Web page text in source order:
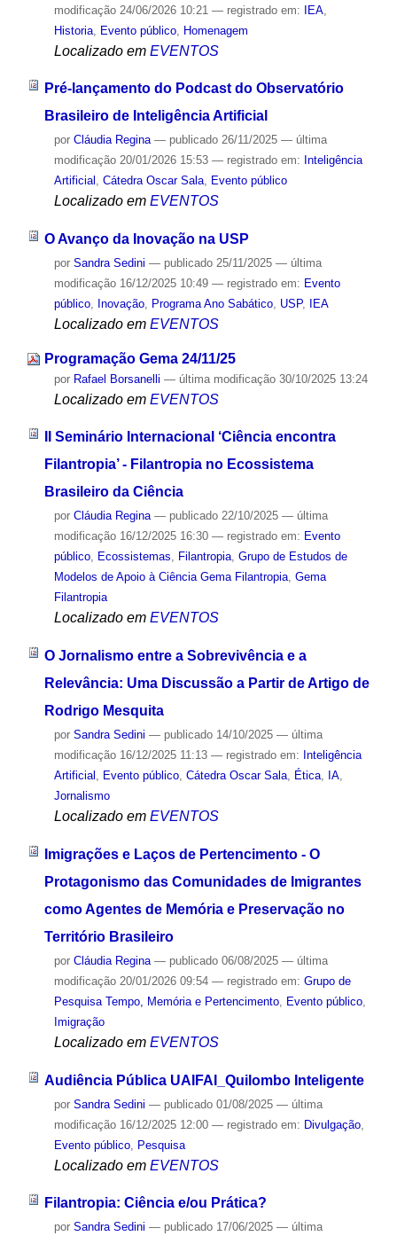
modificação24/06/2026 10:21 — registrado em: IEA,
Historia, Evento público, Homenagem
Localizado em EVENTOS
Pré-lançamento do Podcast do Observatório
Brasileiro de Inteligência Artificial
por Cláudia Regina — publicado26/11/2025 — última
modificação20/01/2026 15:53 — registrado em: Inteligência
Artificial , Cátedra Oscar Sala, Evento público
Localizado em EVENTOS
O Avanço da Inovação na USP
por Sandra Sedini — publicado25/11/2025 — última
modificação16/12/2025 10:49 — registrado em: Evento
público, Inovação, Programa Ano Sabático, USP, IEA
Localizado em EVENTOS
Programação Gema 24/11/25
por Rafael Borsanelli — última modificação30/10/2025 13:24
Localizado em EVENTOS
II Seminário Internacional ‘Ciência encontra
Filantropia’ - Filantropia no Ecossistema
Brasileiro da Ciência
por Cláudia Regina — publicado22/10/2025 — última
modificação16/12/2025 16:30 — registrado em: Evento
público, Ecossistemas, Filantropia, Grupo de Estudos de
Modelos de Apoio à Ciência Gema Filantropia, Gema
Filantropia
Localizado em EVENTOS
O Jornalismo entre a Sobrevivência e a
Relevância: Uma Discussão a Partir de Artigo de
Rodrigo Mesquita
por Sandra Sedini — publicado14/10/2025 — última
modificação16/12/2025 11:13 — registrado em: Inteligência
Artificial , Evento público, Cátedra Oscar Sala, Ética, IA,
Jornalismo
Localizado em EVENTOS
Imigrações e Laços de Pertencimento - O
Protagonismo das Comunidades de Imigrantes
como Agentes de Memória e Preservação no
Território Brasileiro
por Cláudia Regina — publicado06/08/2025 — última
modificação20/01/2026 09:54 — registrado em: Grupo de
Pesquisa Tempo, Memória e Pertencimento, Evento público,
Imigração
Localizado em EVENTOS
Audiência Pública UAIFAI_Quilombo Inteligente
por Sandra Sedini — publicado01/08/2025 — última
modificação16/12/2025 12:00 — registrado em: Divulgação,
Evento público, Pesquisa
Localizado em EVENTOS
Filantropia: Ciência e/ou Prática?
por Sandra Sedini — publicado17/06/2025 — última